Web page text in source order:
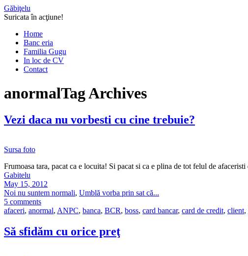
Găbiţelu
Suricata în acţiune!
Home
Banc eria
Familia Gugu
In loc de CV
Contact
anormalTag Archives
Vezi daca nu vorbesti cu cine trebuie?
Sursa foto
Frumoasa tara, pacat ca e locuita! Si pacat si ca e plina de tot felul de
Gabitelu
May 15, 2012
Noi nu suntem normali, Umblă vorba prin sat că...
5 comments
afaceri, anormal, ANPC, banca, BCR, boss, card bancar, card de credit, client,
Să sfidăm cu orice preţ